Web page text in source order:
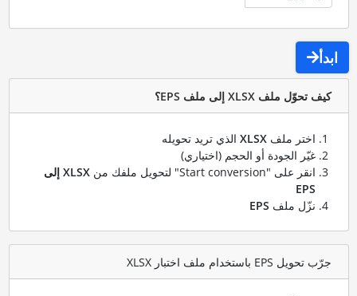
ابدأ
كيف تحوّل ملف XLSX إلى ملف EPS؟
اختر ملف XLSXالذي تريد تحويله
غيّر الجودة أو الحجم (اختياري)
انقر على "Start conversion" لتحويل ملفك من
XLSX إلى
EPS
نزّل ملف EPS
جرّب تحويل EPS باستخدام ملف اختبار XLSX